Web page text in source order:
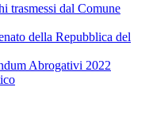
trasmessi dal Comune
della Repubblica del
Abrogativi 2022